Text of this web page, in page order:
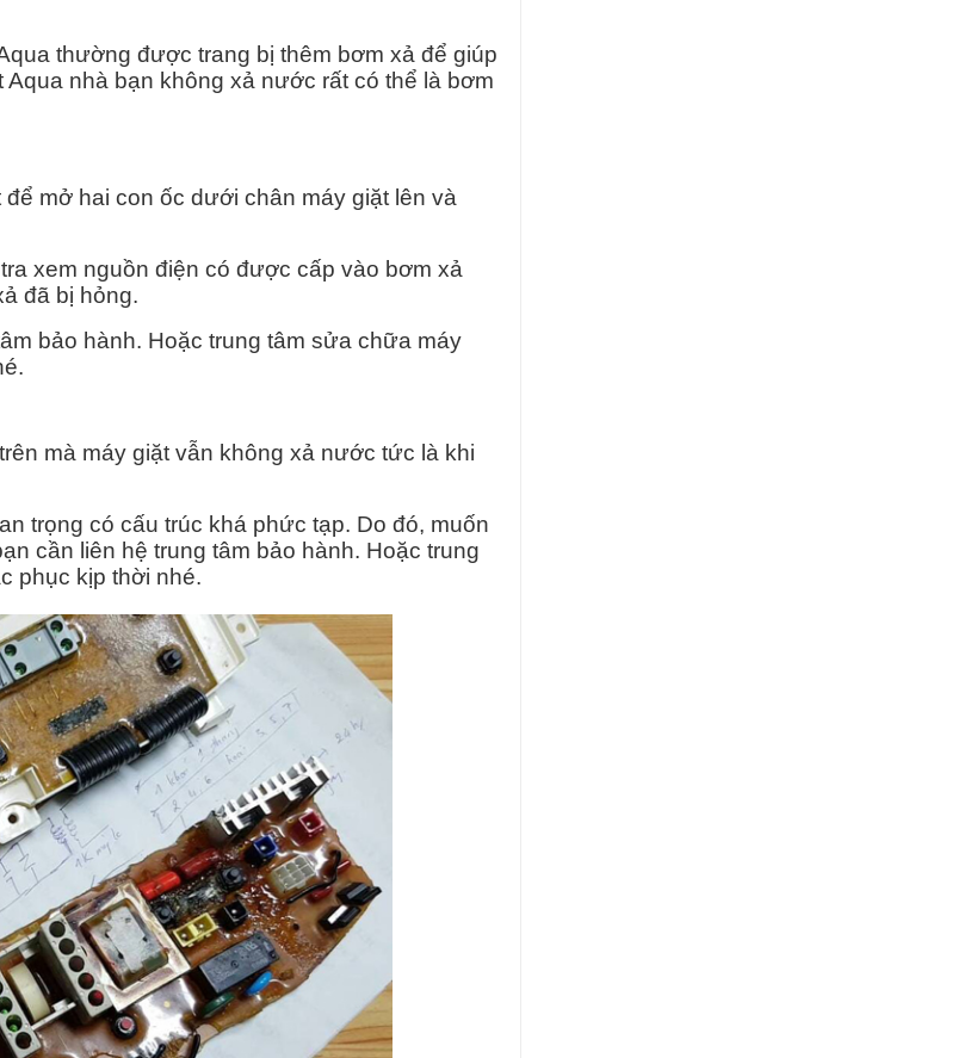
thường được trang bị thêm bơm xả để giúp
nhà bạn không xả nước rất có thể là bơm
mở hai con ốc dưới chân máy giặt lên và
xem nguồn điện có được cấp vào bơm xả
đã bị hỏng.
bảo hành. Hoặc trung tâm sửa chữa máy
mà máy giặt vẫn không xả nước tức là khi
trọng có cấu trúc khá phức tạp. Do đó, muốn
cần liên hệ trung tâm bảo hành. Hoặc trung
phục kịp thời nhé.